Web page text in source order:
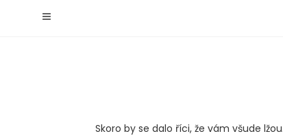
Skoro by se dalo říci, že vám všude